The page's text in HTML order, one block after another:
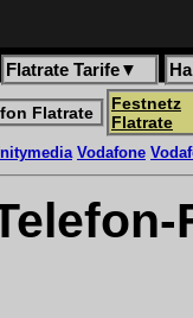
Flatrate Tarife▼
Flatrate
Festnetz
Flatrate
Vodafone